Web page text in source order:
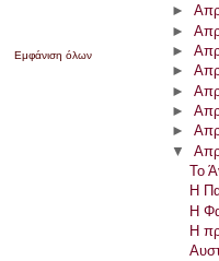
Εμφάνιση όλων
►
►
►
►
►
►
►
▼
Το
Η
Η
Η